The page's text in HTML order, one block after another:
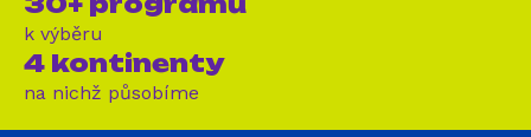
k výběru
4 kontinenty
na nichž působíme